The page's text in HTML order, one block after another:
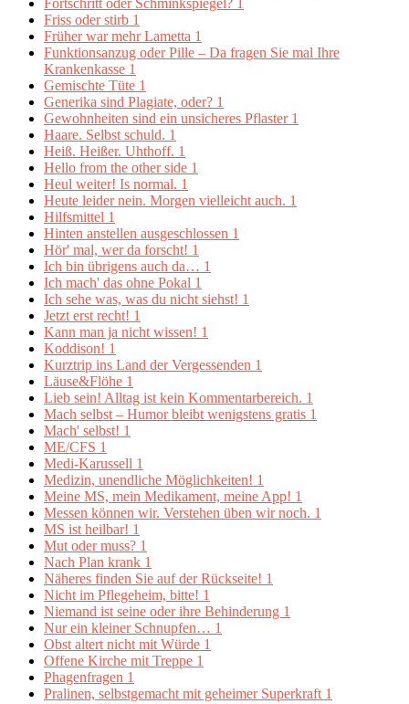
Fortschritt oder Schminkspiegel? 1
Friss oder stirb 1
Früher war mehr Lametta 1
Funktionsanzug oder Pille – Da fragen Sie mal Ihre
Krankenkasse 1
Gemischte Tüte 1
Generika sind Plagiate, oder? 1
Gewohnheiten sind ein unsicheres Pflaster 1
Haare. Selbst schuld. 1
Heiß. Heißer. Uhthoff. 1
Hello from the other side 1
Heul weiter! Is normal. 1
Heute leider nein. Morgen vielleicht auch. 1
Hilfsmittel 1
Hinten anstellen ausgeschlossen 1
Hör' mal, wer da forscht! 1
Ich bin übrigens auch da… 1
Ich mach' das ohne Pokal 1
Ich sehe was, was du nicht siehst! 1
Jetzt erst recht! 1
Kann man ja nicht wissen! 1
Koddison! 1
Kurztrip ins Land der Vergessenden 1
Läuse&Flöhe 1
Lieb sein! Alltag ist kein Kommentarbereich. 1
Mach selbst – Humor bleibt wenigstens gratis 1
Mach' selbst! 1
ME/CFS 1
Medi-Karussell 1
Medizin, unendliche Möglichkeiten! 1
Meine MS, mein Medikament, meine App! 1
Messen können wir. Verstehen üben wir noch. 1
MS ist heilbar! 1
Mut oder muss? 1
Nach Plan krank 1
Näheres finden Sie auf der Rückseite! 1
Nicht im Pflegeheim, bitte! 1
Niemand ist seine oder ihre Behinderung 1
Nur ein kleiner Schnupfen… 1
Obst altert nicht mit Würde 1
Offene Kirche mit Treppe 1
Phagenfragen 1
Pralinen, selbstgemacht mit geheimer Superkraft 1